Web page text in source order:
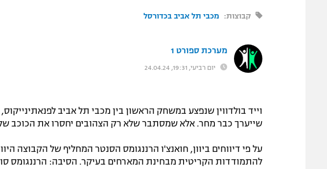
קבוצות: מכבי תל אביב בכדורסל
מערכת ספורט 1
יום רביעי, 19:31, 24.04.24
וייד בולדווין שנפצע במשחק הראשון בין מכבי תל אביב
שייערך כבר מחר. אלא שמסתבר שלא רק הצהובים יחסרו את הכוכב
על פי דיווחים ביוון, חואנצ'ו הרננגומס הסנטר המחליף של הקבוצה
להתמודדות הקריטית מבחינת המארחים בעיקר. הסיבה: הרננגומס